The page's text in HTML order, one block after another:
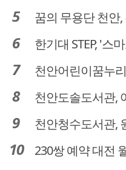
꿈의 무용단 천안, 전국
한기대 STEP, '스마트
천안어린이꿈누리터, 8
천안도솔도서관, 여름방학
천안청수도서관, 원어민
230쌍 예약 대전 월평동 불법